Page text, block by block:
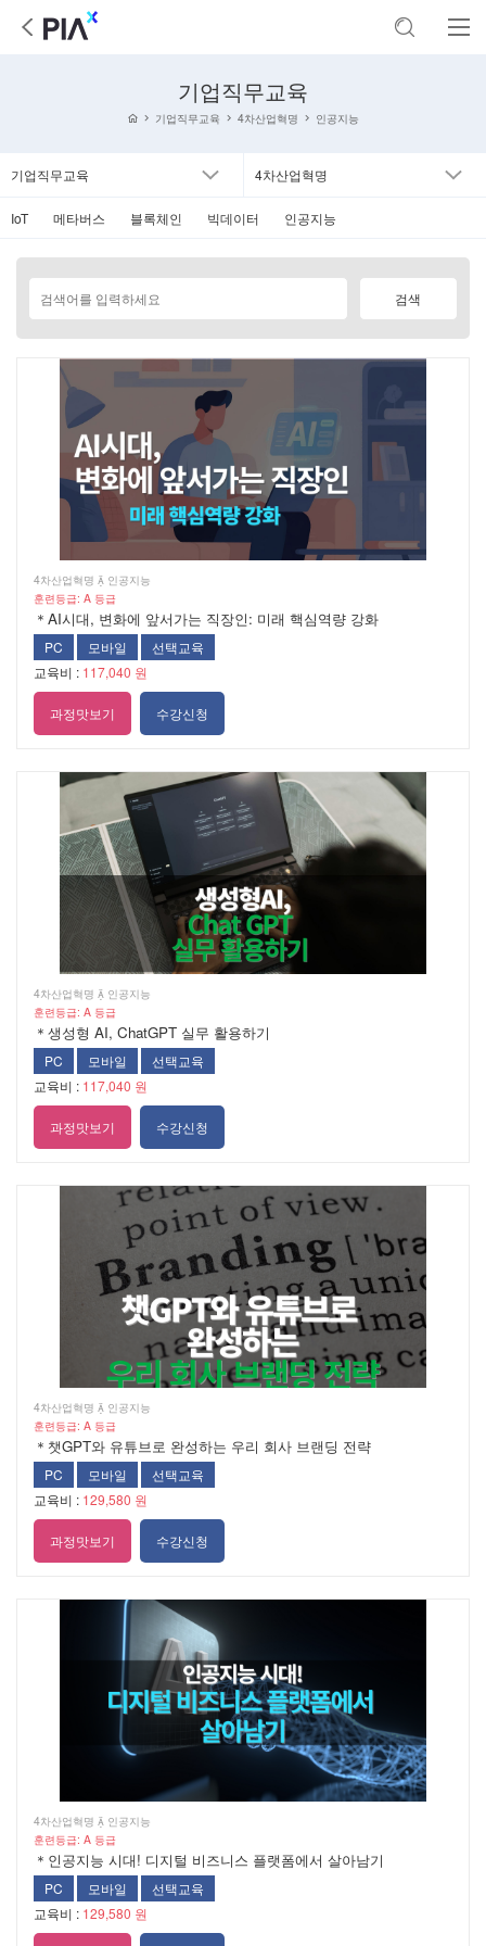
기업직무교육
기업직무교육 4차산업혁명 인공지능
기업직무교육 4차산업혁명
IoT 메타버스 블록체인 빅데이터 인공지능
4차산업혁명  인공지능
훈련등급: A 등급
＊AI시대, 변화에 앞서가는 직장인: 미래 핵심역량 강화
PC 모바일
선택교육
교육비 : 117,040 원
과정맛보기 수강신청
4차산업혁명  인공지능
훈련등급: A 등급
＊생성형 AI, ChatGPT 실무 활용하기
PC 모바일
선택교육
교육비 : 117,040 원
과정맛보기 수강신청
4차산업혁명  인공지능
훈련등급: A 등급
＊챗GPT와 유튜브로 완성하는 우리 회사 브랜딩 전략
PC 모바일
선택교육
교육비 : 129,580 원
과정맛보기 수강신청
4차산업혁명  인공지능
훈련등급: A 등급
＊인공지능 시대! 디지털 비즈니스 플랫폼에서 살아남기
PC 모바일
선택교육
교육비 : 129,580 원